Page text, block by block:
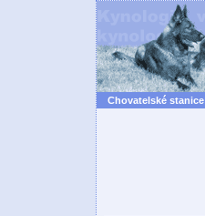
Chovatelské stanice